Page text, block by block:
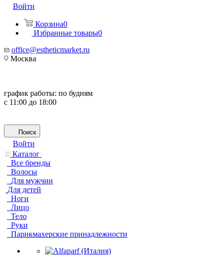
Войти
Корзина0
Избранные товары0
office@estheticmarket.ru
Москва
график работы: по будням
с 11:00 до 18:00
Поиск
Войти
Каталог
Все бренды
Волосы
Для мужчин
Для детей
Ноги
Лицо
Тело
Руки
Парикмахерские принадлежности